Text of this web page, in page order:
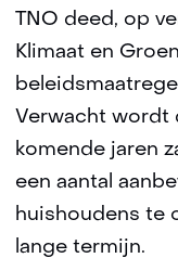
TNO deed, op
Klimaat en
Verwacht wordt
komende jaren
een aantal
huishoudens te
lange termijn.